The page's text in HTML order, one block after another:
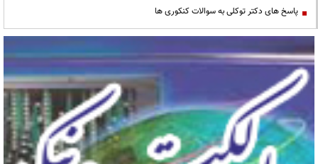
پاسخ های دکتر توکلی به سوالات کنکوری ها